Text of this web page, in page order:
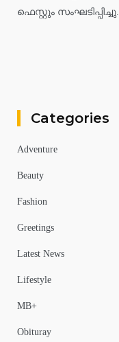
ഫെസ്റ്റും സംഘടിപ്പിച്ചു.
Categories
Adventure
Beauty
Fashion
Greetings
Latest News
Lifestyle
MB+
Obituray